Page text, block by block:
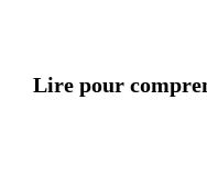
Lire pour